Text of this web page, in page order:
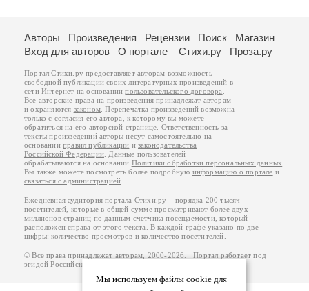
Мы используем файлы cookie для
Авторы Произведения Рецензии Поиск
Магазин
Вход для авторов
О портале Стихи.ру Проза.ру
Портал Стихи.ру предоставляет авторам возможность
свободной публикации своих литературных произведений в
сети Интернет на основаниипользовательского договора
Все авторские права на произведения принадлежат авторам
и охраняются законом . Перепечатка произведений возможна
только с согласия его автора, к которому вы можете
обратиться на его авторской странице. Ответственность за
тексты произведений авторы несут самостоятельно на
основанииправил публикации изаконодательства
Российской Федерации . Данные пользователей
обрабатываются на основании Политики обработки персональных данных
Вы также можете посмотреть более подробную информацию о портале и
связаться с администрацией
Ежедневная аудитория портала Стихи.ру – порядка 200 тысяч
посетителей, которые в общей сумме просматривают более двух
миллионов страниц по данным счетчика посещаемости, который
расположен справа от этого текста. В каждой графе указано по две
цифры: количество просмотров и количество посетителей.
© Все права принадлежат авторам, 2000-2026. Портал работает под
эгидойРоссийского союза писателей